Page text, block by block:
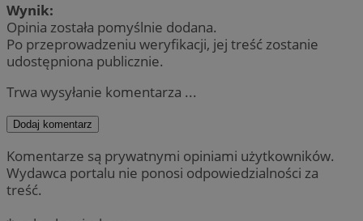
Wynik:
Opinia została pomyślnie dodana.
Po przeprowadzeniu weryfikacji, jej treść zostanie
udostępniona publicznie.
Trwa wysyłanie komentarza ...
Dodaj komentarz
Komentarze są prywatnymi opiniami użytkowników.
Wydawca portalu nie ponosi odpowiedzialności za
treść.